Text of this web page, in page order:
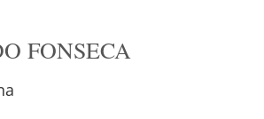
FONSECA